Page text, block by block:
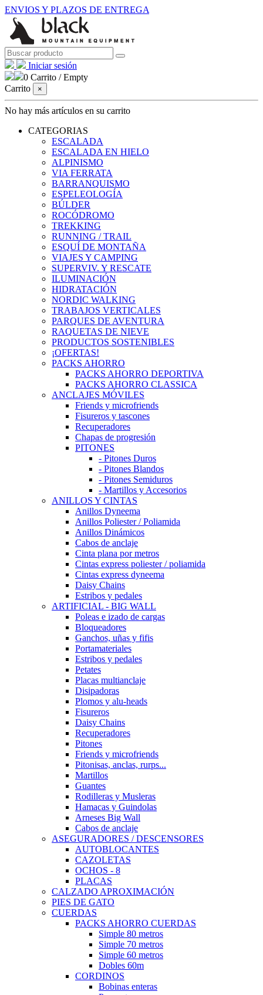
ENVIOS Y PLAZOS DE ENTREGA
Iniciar sesión
0 Carrito /Empty
Carrito
×
No hay más artículos en su carrito
CATEGORIAS
ESCALADA
ESCALADA EN HIELO
ALPINISMO
VIA FERRATA
BARRANQUISMO
ESPELEOLOGÍA
BÚLDER
ROCÓDROMO
TREKKING
RUNNING / TRAIL
ESQUÍ DE MONTAÑA
VIAJES Y CAMPING
SUPERVIV. Y RESCATE
ILUMINACIÓN
HIDRATACIÓN
NORDIC WALKING
TRABAJOS VERTICALES
PARQUES DE AVENTURA
RAQUETAS DE NIEVE
PRODUCTOS SOSTENIBLES
¡OFERTAS!
PACKS AHORRO
PACKS AHORRO DEPORTIVA
PACKS AHORRO CLASSICA
ANCLAJES MÓVILES
Friends y microfriends
Fisureros y tascones
Recuperadores
Chapas de progresión
PITONES
- Pitones Duros
- Pitones Blandos
- Pitones Semiduros
- Martillos y Accesorios
ANILLOS Y CINTAS
Anillos Dyneema
Anillos Poliester / Poliamida
Anillos Dinámicos
Cabos de anclaje
Cinta plana por metros
Cintas express poliester / poliamida
Cintas express dyneema
Daisy Chains
Estribos y pedales
ARTIFICIAL - BIG WALL
Poleas e izado de cargas
Bloqueadores
Ganchos, uñas y fifis
Portamateriales
Estribos y pedales
Petates
Placas multianclaje
Disipadoras
Plomos y alu-heads
Fisureros
Daisy Chains
Recuperadores
Pitones
Friends y microfriends
Pitonisas, anclas, rurps...
Martillos
Guantes
Rodilleras y Musleras
Hamacas y Guindolas
Arneses Big Wall
Cabos de anclaje
ASEGURADORES / DESCENSORES
AUTOBLOCANTES
CAZOLETAS
OCHOS - 8
PLACAS
CALZADO APROXIMACIÓN
PIES DE GATO
CUERDAS
PACKS AHORRO CUERDAS
Simple 80 metros
Simple 70 metros
Simple 60 metros
Dobles 60m
CORDINOS
Bobinas enteras